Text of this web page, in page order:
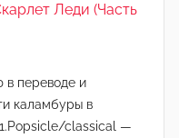
Леди (Часть
в переводе и
каламбуры в
1.Popsicle/classical —